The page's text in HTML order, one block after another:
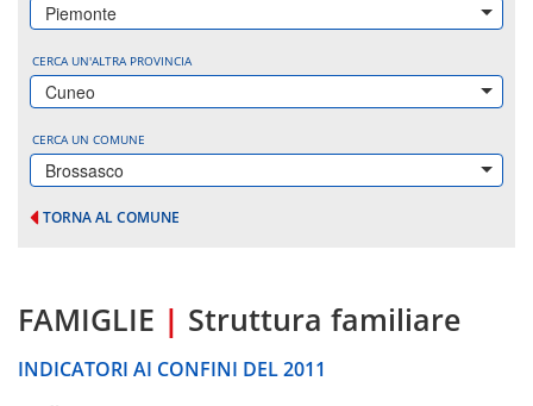
Piemonte
CERCA UN'ALTRA PROVINCIA
Cuneo
CERCA UN COMUNE
Brossasco
TORNA AL COMUNE
FAMIGLIE | Struttura familiare
INDICATORI AI CONFINI DEL 2011